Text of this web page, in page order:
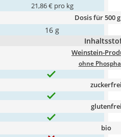
21,86 € pro kg
Dosis für 500
16 g
Weinstein-
ohne
zuckerfrei
glutenfrei
bio